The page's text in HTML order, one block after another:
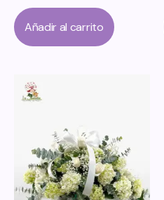
Añadir al carrito